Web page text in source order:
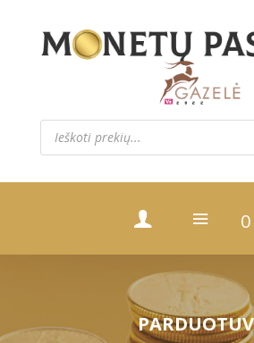
Products
search
0